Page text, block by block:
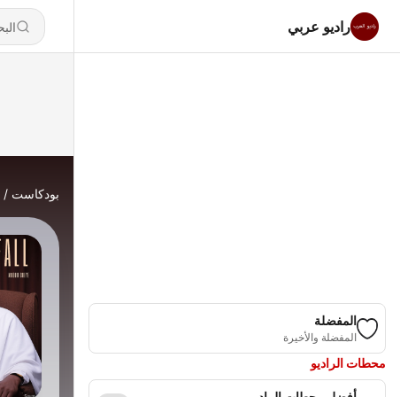
راديو عربي
المفضلة
المفضلة والأخيرة
محطات الراديو
بودكاست